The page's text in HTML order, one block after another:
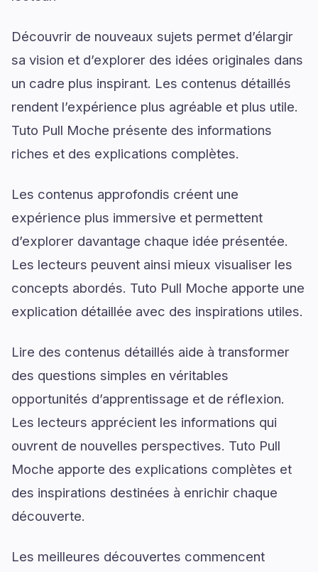
Découvrir de nouveaux sujets permet d’élargir
sa vision et d’explorer des idées originales dans
un cadre plus inspirant. Les contenus détaillés
rendent l’expérience plus agréable et plus utile.
Tuto Pull Moche présente des informations
riches et des explications complètes.
Les contenus approfondis créent une
expérience plus immersive et permettent
d’explorer davantage chaque idée présentée.
Les lecteurs peuvent ainsi mieux visualiser les
concepts abordés. Tuto Pull Moche apporte une
explication détaillée avec des inspirations utiles.
Lire des contenus détaillés aide à transformer
des questions simples en véritables
opportunités d’apprentissage et de réflexion.
Les lecteurs apprécient les informations qui
ouvrent de nouvelles perspectives. Tuto Pull
Moche apporte des explications complètes et
des inspirations destinées à enrichir chaque
découverte.
Les meilleures découvertes commencent